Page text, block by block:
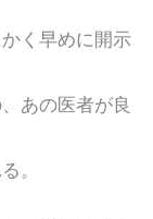
く早めに開示
の医者が良
。